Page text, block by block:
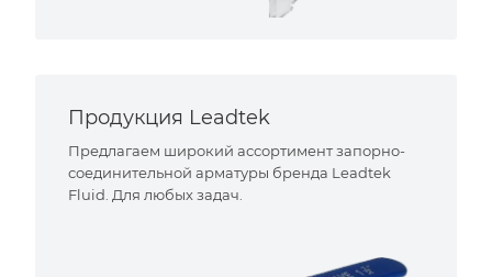
Продукция Leadtek
Предлагаем широкий ассортимент запорно-
соединительной арматуры бренда Leadtek
Fluid. Для любых задач.